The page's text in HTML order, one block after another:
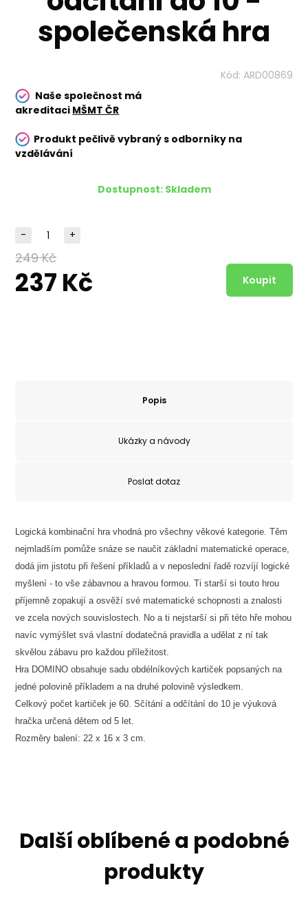
společenská hra
Kód: ARD00869
Naše společnost má
akreditaci MŠMT ČR
Produkt pečlivě vybraný s odborníky na
vzdělávání
Dostupnost: Skladem
249 Kč
237 Kč
- +
Popis
Ukázky a návody
Poslat dotaz
Logická kombinační hra vhodná pro všechny věkové kategorie. Těm
nejmladším pomůže snáze se naučit základní matematické operace,
dodá jim jistotu při řešení příkladů a v neposlední řadě rozvíjí logické
myšlení - to vše zábavnou a hravou formou. Ti starší si touto hrou
příjemně zopakují a osvěží své matematické schopnosti a znalosti
ve zcela nových souvislostech. No a ti nejstarší si při této hře mohou
navíc vymýšlet svá vlastní dodatečná pravidla a udělat z ní tak
skvělou zábavu pro každou příležitost.
Hra DOMINO obsahuje sadu obdélníkových kartiček popsaných na
jedné polovině příkladem a na druhé polovině výsledkem.
Celkový počet kartiček je 60. Sčítání a odčítání do 10 je výuková
hračka určená dětem od 5 let.
Rozměry balení: 22 x 16 x 3 cm.
Další oblíbené a podobné
produkty